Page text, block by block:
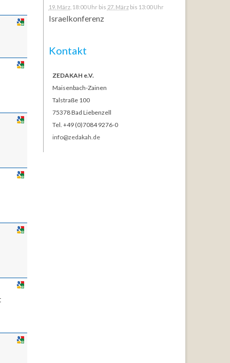
19. März, 18:00 Uhr bis 27. Märzbis 13:00 Uhr
Israelkonferenz
Kontakt
ZEDAKAH e.V.
Maisenbach-Zainen
Talstraße 100
75378 Bad Liebenzell
Tel. +49 (0)7084 9276-0
info@zedakah.de